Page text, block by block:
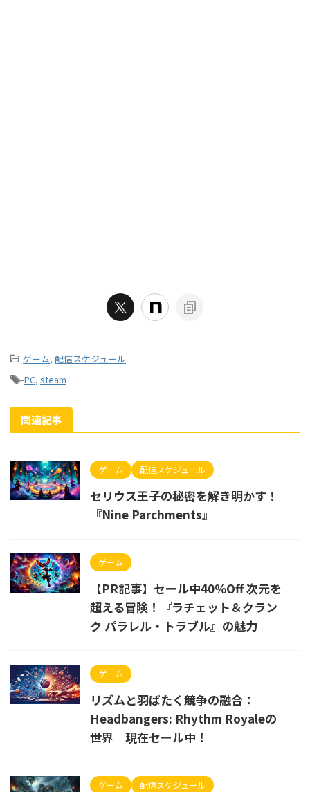
-ゲーム, 配信スケジュール
-PC, steam
関連記事
ゲーム 配信スケジュール
セリウス王子の秘密を解き明かす！
『Nine Parchments』
ゲーム
【PR記事】セール中40％Off 次元を
超える冒険！『ラチェット＆クラン
ク パラレル・トラブル』の魅力
ゲーム
リズムと羽ばたく競争の融合：
Headbangers: Rhythm Royaleの
世界 現在セール中！
ゲーム 配信スケジュール